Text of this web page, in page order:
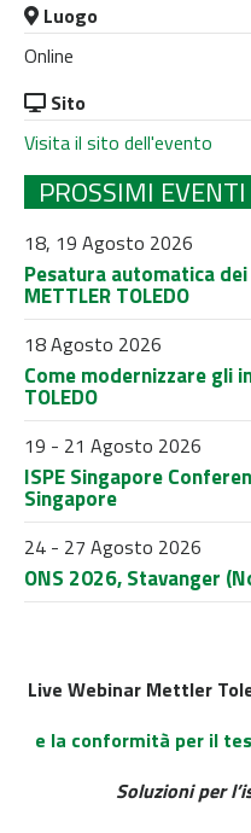
Luogo
Online
Sito
Visita il sito dell'evento
PROSSIMI EVENTI
18, 19 Agosto 2026
Pesatura automatica
METTLER TOLEDO
18 Agosto 2026
Come modernizzare gli
TOLEDO
19 - 21 Agosto 2026
ISPE Singapore
Singapore
24 - 27 Agosto 2026
ONS 2026, Stavanger
Live Webinar Mettler
e la conformità per il
Soluzioni per